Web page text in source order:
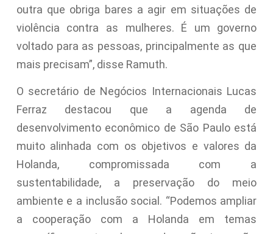
outra que obriga bares a agir em situações de
violência contra as mulheres. É um governo
voltado para as pessoas, principalmente as que
mais precisam”, disse Ramuth.
O secretário de Negócios Internacionais Lucas
Ferraz destacou que a agenda de
desenvolvimento econômico de São Paulo está
muito alinhada com os objetivos e valores da
Holanda, compromissada com a
sustentabilidade, a preservação do meio
ambiente e a inclusão social. “Podemos ampliar
a cooperação com a Holanda em temas